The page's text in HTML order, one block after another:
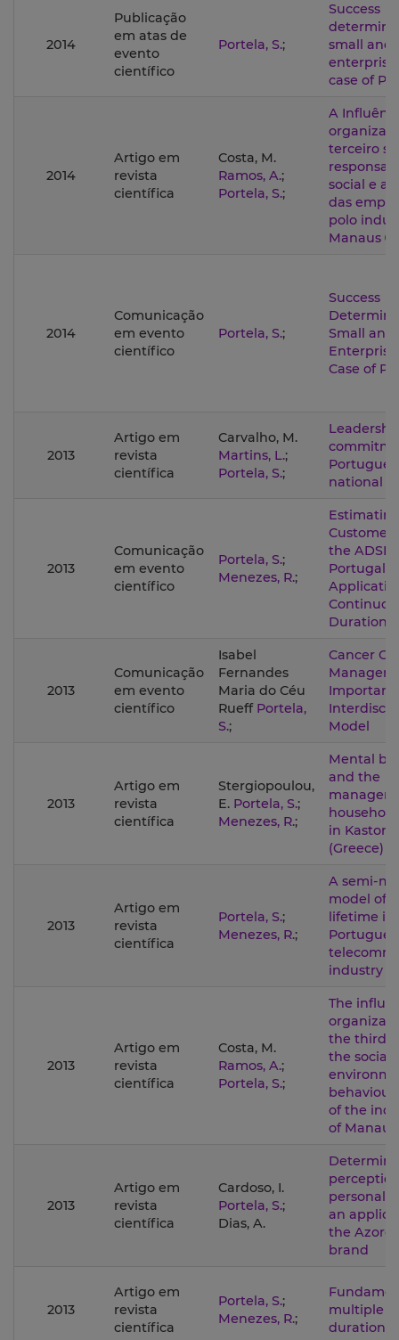
2014
Publicação
em atas de
evento
científico
Portela, S.;
Success
small and
case of
2014
Artigo em
revista
científica
Costa, M.
Ramos, A.;
Portela, S.;
A
terceiro
social e
das
polo
Manaus
2014
Comunicação
em evento
científico
Portela, S.;
Success
Small
Case of
2013
Artigo em
revista
científica
Carvalho, M.
Martins, L.;
Portela, S.;
national
2013
Comunicação
em evento
científico
Portela, S.;
Menezes, R.;
Customer
the ADSL
Portugal -
Duration
2013
Comunicação
em evento
científico
Isabel
Fernandes
Maria do Céu
Rueff Portela,
S.;
Cancer
Model
2013
Artigo em
revista
científica
Stergiopoulou,
E. Portela, S.;
Menezes, R.;
Mental
and the
in
(Greece)
2013
Artigo em
revista
científica
Portela, S.;
Menezes, R.;
A semi-
model of
lifetime in
industry
2013
Artigo em
revista
científica
Costa, M.
Ramos, A.;
Portela, S.;
The
the third
the social
of the
of Manaus
2013
Artigo em
revista
científica
Cardoso, I.
Portela, S.;
Dias, A.
an
the
brand
2013
Artigo em
revista
científica
Portela, S.;
Menezes, R.;
multiple
duration